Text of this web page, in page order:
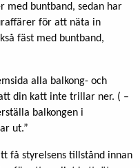
med buntband, sedan har
för att näta in
fäst med buntband,
alla balkong- och
din katt inte trillar ner. ( –
balkongen i
ut.”
få styrelsens tillstånd innan